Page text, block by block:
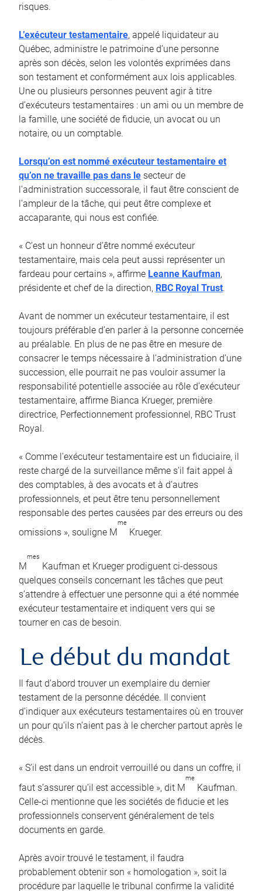
risques.
L’exécuteur testamentaire, appelé liquidateur au
Québec, administre le patrimoine d’une personne
après son décès, selon les volontés exprimées dans
son testament et conformément aux lois applicables.
Une ou plusieurs personnes peuvent agir à titre
d’exécuteurs testamentaires : un ami ou un membre de
la famille, une société de fiducie, un avocat ou un
notaire, ou un comptable.
Lorsqu’on est nommé exécuteur testamentaire et
qu’on ne travaille pas dans le secteur de
l’administration successorale, il faut être conscient de
l’ampleur de la tâche, qui peut être complexe et
accaparante, qui nous est confiée.
« C’est un honneur d’être nommé exécuteur
testamentaire, mais cela peut aussi représenter un
fardeau pour certains », affirme Leanne Kaufman,
présidente et chef de la direction, RBC Royal Trust.
Avant de nommer un exécuteur testamentaire, il est
toujours préférable d’en parler à la personne concernée
au préalable. En plus de ne pas être en mesure de
consacrer le temps nécessaire à l’administration d’une
succession, elle pourrait ne pas vouloir assumer la
responsabilité potentielle associée au rôle d’exécuteur
testamentaire, affirme Bianca Krueger, première
directrice, Perfectionnement professionnel, RBC Trust
Royal.
« Comme l’exécuteur testamentaire est un fiduciaire, il
reste chargé de la surveillance même s’il fait appel à
des comptables, à des avocats et à d’autres
professionnels, et peut être tenu personnellement
responsable des pertes causées par des erreurs ou des
omissions », souligne M
me
Krueger.
M
mes
Kaufman et Krueger prodiguent ci-dessous
quelques conseils concernant les tâches que peut
s’attendre à effectuer une personne qui a été nommée
exécuteur testamentaire et indiquent vers qui se
tourner en cas de besoin.
Le début du mandat
Il faut d’abord trouver un exemplaire du dernier
testament de la personne décédée. Il convient
d’indiquer aux exécuteurs testamentaires où en trouver
un pour qu’ils n’aient pas à le chercher partout après le
décès.
« S’il est dans un endroit verrouillé ou dans un coffre, il
faut s’assurer qu’il est accessible », dit M
me
Kaufman.
Celle-ci mentionne que les sociétés de fiducie et les
professionnels conservent généralement de tels
documents en garde.
Après avoir trouvé le testament, il faudra
probablement obtenir son « homologation », soit la
procédure par laquelle le tribunal confirme la validité